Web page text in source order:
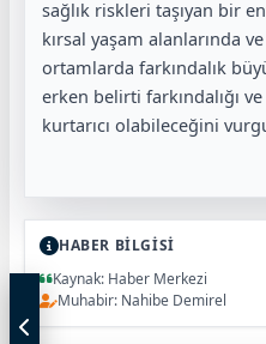
sağlık riskleri taşıyan bir
kırsal yaşam alanlarında
ortamlarda farkındalık
erken belirti farkındalığı
kurtarıcı olabileceğini
HABER BİLGİSİ
Kaynak: Haber Merkezi
Muhabir: Nahibe Demirel